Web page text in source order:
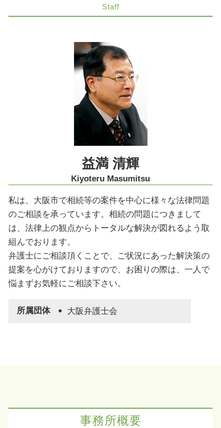
限定承認 弁済 相続人
相続放棄 あとから
相続人 連絡 取れない
相続税対策 生前贈与
家族信託 認知症
明け渡し 訴訟
医療過誤 時効 法律
インフォームドコンセント とは
組織再編 会社法
知財紛争 相手方
レーシック 手術 失敗
医療過誤 債務不履行
医療過誤訴訟 解決 神戸市 弁護士
医療過誤 神戸市 弁護士
組織再編 神戸市 弁護士
交通事故 奈良市 弁護士
生前対策 大阪市 弁護士
コンプライアンス 大阪市 弁護士
交通事故 神戸市 弁護士
紛争解決 神戸市 弁護士
医療過誤 大阪市 弁護士
限定承認 神戸市 弁護士
限定承認 大阪市 弁護士
家族信託 神戸市 弁護士
労働問題 神戸市 弁護士
Staff
益満 清輝
Kiyoteru Masumitsu
私は、大阪市で相続等の案件を中心に様々な法律問題
のご相談を承っています。相続の問題につきまして
は、法律上の観点からトータルな解決が図れるよう取
組んでおります。
弁護士にご相談頂くことで、ご状況にあった解決策の
提案を心がけておりますので、お困りの際は、一人で
悩まずお気軽にご相談下さい。
所属団体 大阪弁護士会
事務所概要